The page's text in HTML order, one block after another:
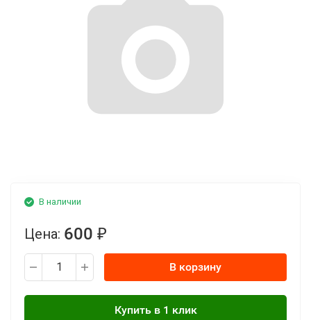
В наличии
Цена: 600 ₽
В корзину